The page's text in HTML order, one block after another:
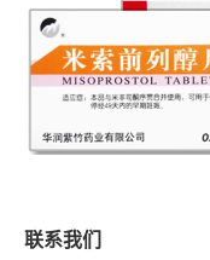
联系我们